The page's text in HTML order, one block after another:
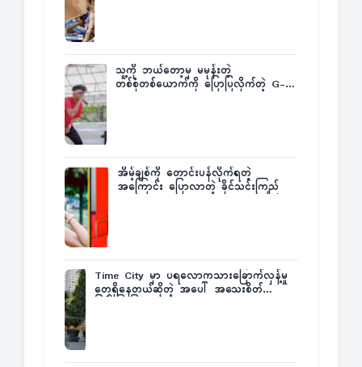
သူ့ကို ဘယ်တော့မှ မမုန်းတဲ့
တစ်စုံတစ်ယောက်ကို ပြောပြလိုက်တဲ့ G-
အိမ့်ချစ်ကို တောင်းပန်လိုက်ရတဲ့
အကြောင်း ပြောလာတဲ့ ခိုင်သင်းကြည်
Time City မှာ ပရလောကသားခြောက်လှန့်မှု
တွေရှိနေတယ်ဆိုတဲ့ အပေါ် အသေးစိတ်